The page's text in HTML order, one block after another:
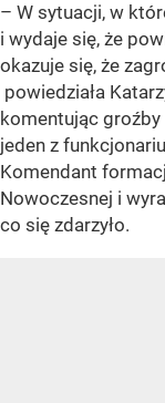
– W sytuacji, w
i wydaje się, że
okazuje się, że
powiedziała
komentując groźby
jeden z
Komendant
Nowoczesnej i
co się zdarzyło.